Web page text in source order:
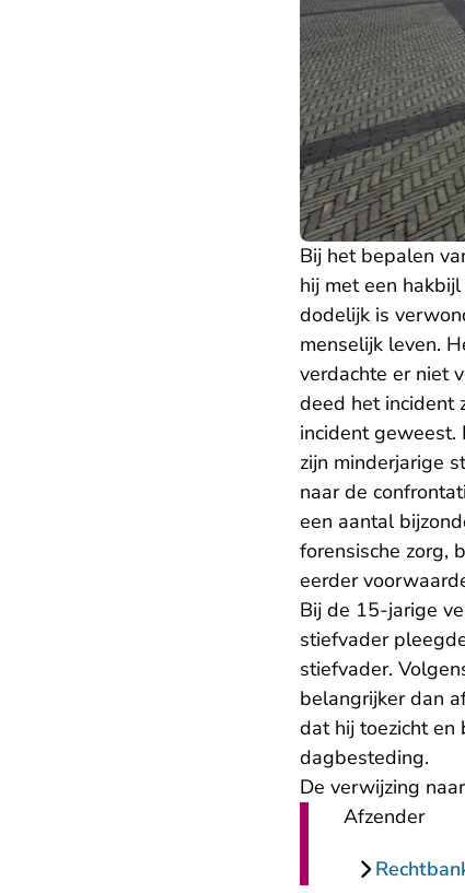
Bij het bepalen
hij met een
dodelijk is
menselijk leven.
verdachte er niet
deed het incident
incident geweest.
zijn minderjarige
naar de
een aantal
forensische zorg,
eerder
Bij de 15-jarige
stiefvader
stiefvader.
belangrijker dan
dat hij toezicht en
dagbesteding.
De verwijzing
Afzender